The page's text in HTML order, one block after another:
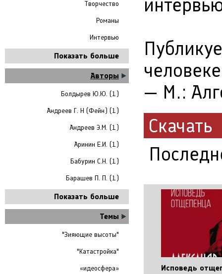
Творчество
Романы
Интервью
Показать больше
Авторы
Болдырев Ю.Ю. (1)
Андреев Г. Н (Фейн) (1)
Андреев Э.М. (1)
Аринин Е.И. (1)
Бабурин С.Н. (1)
Барашев П. П. (1)
Показать больше
Темы
"Зияющие высоты"
"Катастройка"
«идеосфера»
— М.:
Скачать
Исповедь